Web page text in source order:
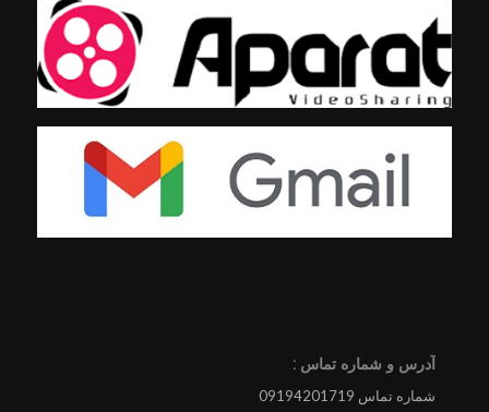
آدرس و شماره تماس :
شماره تماس 09194201719